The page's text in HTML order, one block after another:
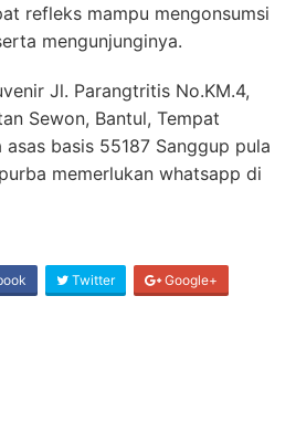
refleks mampu mengonsumsi
mengunjunginya.
Jl. Parangtritis No.KM.4,
Sewon, Bantul, Tempat
basis 55187 Sanggup pula
memerlukan whatsapp di
Twitter Google+